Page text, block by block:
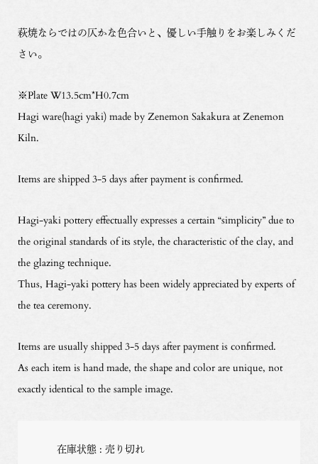
萩焼ならではの仄かな色合いと、優しい手触りをお楽しみくだ
さい。
※Plate W13.5cm*H0.7cm
Hagi ware(hagi yaki) made by Zenemon Sakakura at Zenemon
Kiln.
Items are shipped 3-5 days after payment is confirmed.
Hagi-yaki pottery effectually expresses a certain “simplicity” due to
the original standards of its style, the characteristic of the clay, and
the glazing technique.
Thus, Hagi-yaki pottery has been widely appreciated by experts of
the tea ceremony.
Items are usually shipped 3-5 days after payment is confirmed.
As each item is hand made, the shape and color are unique, not
exactly identical to the sample image.
在庫状態 : 売り切れ